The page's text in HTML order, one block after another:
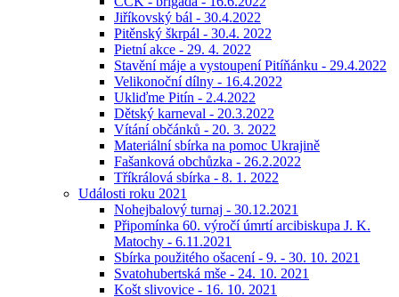
Jiříkovský bál - 30.4.2022
Pitěnský škrpál - 30.4. 2022
Pietní akce - 29. 4. 2022
Stavění máje a vystoupení Pitíňánku - 29.4.2022
Velikonoční dílny - 16.4.2022
Ukliďme Pitín - 2.4.2022
Dětský karneval - 20.3.2022
Vítání občánků - 20. 3. 2022
Materiální sbírka na pomoc Ukrajině
Fašanková obchůzka - 26.2.2022
Tříkrálová sbírka - 8. 1. 2022
Události roku 2021
Nohejbalový turnaj - 30.12.2021
Připomínka 60. výročí úmrtí arcibiskupa J. K.
Matochy - 6.11.2021
Sbírka použitého ošacení - 9. - 30. 10. 2021
Svatohubertská mše - 24. 10. 2021
Košt slivovice - 16. 10. 2021